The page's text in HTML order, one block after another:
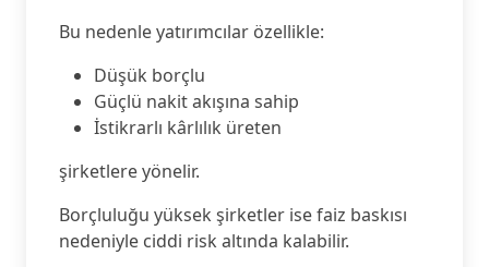
Bu nedenle yatırımcılar özellikle:
Düşük borçlu
Güçlü nakit akışına sahip
İstikrarlı kârlılık üreten
şirketlere yönelir.
Borçluluğu yüksek şirketler ise faiz baskısı
nedeniyle ciddi risk altında kalabilir.